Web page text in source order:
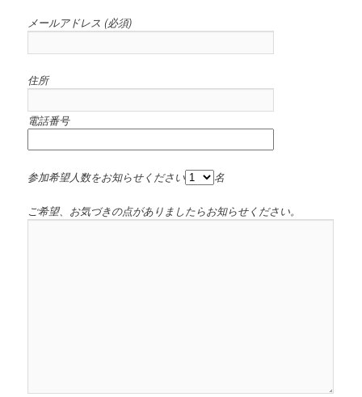
メールアドレス (必須)
住所
電話番号
参加希望人数をお知らせください 名
ご希望、お気づきの点がありましたらお知らせください。